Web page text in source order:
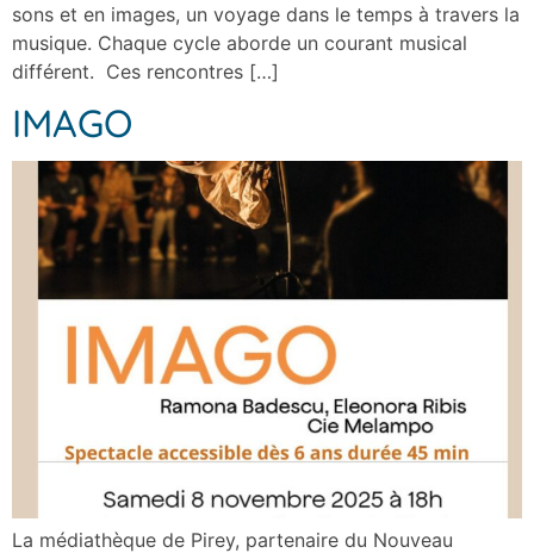
sons et en images, un voyage dans le temps à travers la
musique. Chaque cycle aborde un courant musical
différent. Ces rencontres […]
IMAGO
La médiathèque de Pirey, partenaire du Nouveau